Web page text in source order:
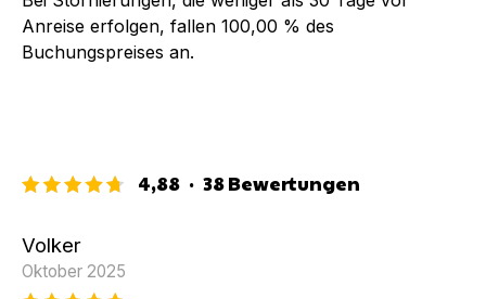
Anreise erfolgen, fallen 100,00 % des
Buchungspreises an.
4,88 · 38Bewertungen
Volker
Oktober 2025